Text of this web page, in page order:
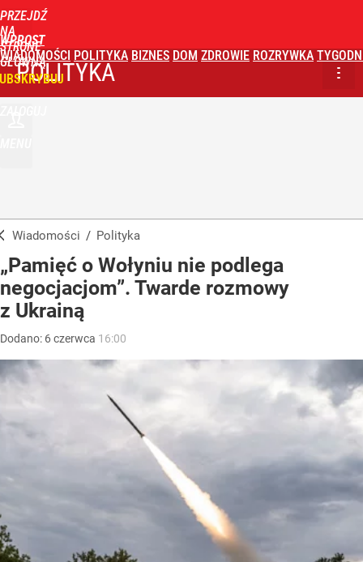
PRZEJDŹ
NA
STRONĘ
GŁÓWNĄ
WPROST
WIADOMOŚCI POLITYKA BIZNES DOM ZDROWIE ROZRYWKA
POLITYKA
Wiadomości / Polityka
„Pamięć o Wołyniu nie podlega
negocjacjom”. Twarde rozmowy
z Ukrainą
Dodano: 6czerwca 16:00